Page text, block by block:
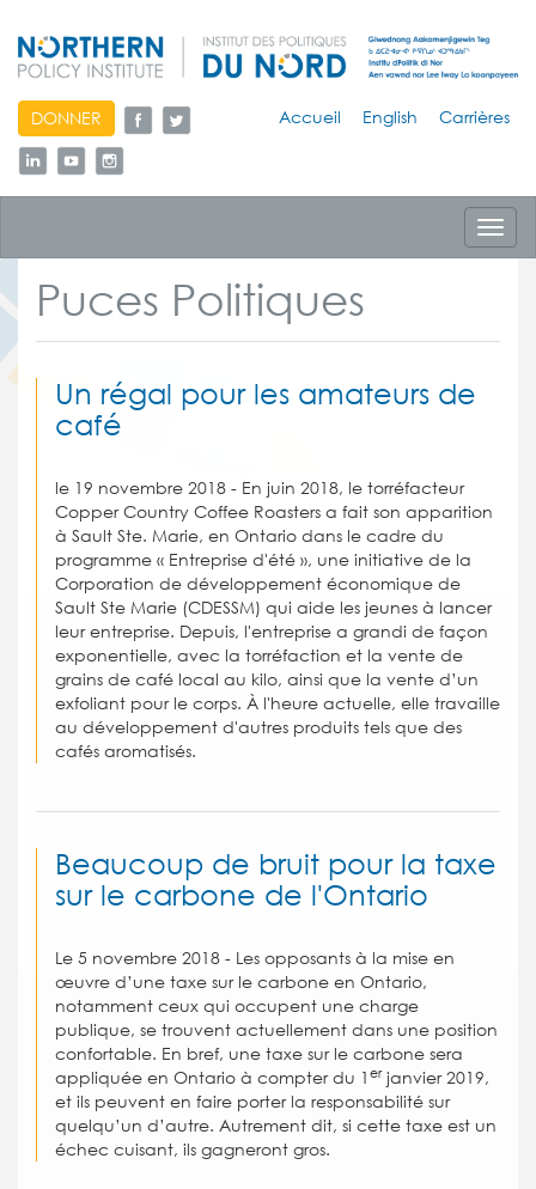
skip
to
content
DONNER Accueil English Carrières
Puces Politiques
Un régal pour les amateurs de
café
le 19 novembre 2018 - En juin 2018, le torréfacteur
Copper Country Coffee Roasters a fait son apparition
à Sault Ste. Marie, en Ontario dans le cadre du
programme « Entreprise d'été », une initiative de la
Corporation de développement économique de
Sault Ste Marie (CDESSM) qui aide les jeunes à lancer
leur entreprise. Depuis, l'entreprise a grandi de façon
exponentielle, avec la torréfaction et la vente de
grains de café local au kilo, ainsi que la vente d’un
exfoliant pour le corps. À l'heure actuelle, elle travaille
au développement d'autres produits tels que des
cafés aromatisés.
Beaucoup de bruit pour la taxe
sur le carbone de l'Ontario
Le 5 novembre 2018 - Les opposants à la mise en
œuvre d’une taxe sur le carbone en Ontario,
notamment ceux qui occupent une charge
publique, se trouvent actuellement dans une position
confortable. En bref, une taxe sur le carbone sera
appliquée en Ontario à compter du 1erjanvier 2019,
et ils peuvent en faire porter la responsabilité sur
quelqu’un d’autre. Autrement dit, si cette taxe est un
échec cuisant, ils gagneront gros.